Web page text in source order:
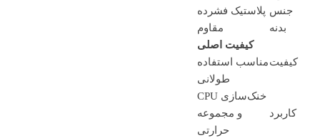
جنس
بدنه
پلاستیک فشرده
مقاوم
کیفیت
کیفیت اصلی
مناسب استفاده
طولانی
کاربرد
خنک‌سازی CPU
و مجموعه
حرارتی